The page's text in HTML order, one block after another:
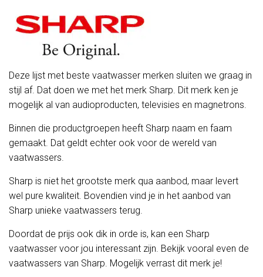
Deze lijst met beste vaatwasser merken sluiten we graag in
stijl af. Dat doen we met het merk Sharp. Dit merk ken je
mogelijk al van audioproducten, televisies en magnetrons.
Binnen die productgroepen heeft Sharp naam en faam
gemaakt. Dat geldt echter ook voor de wereld van
vaatwassers.
Sharp is niet het grootste merk qua aanbod, maar levert
wel pure kwaliteit. Bovendien vind je in het aanbod van
Sharp unieke vaatwassers terug.
Doordat de prijs ook dik in orde is, kan een Sharp
vaatwasser voor jou interessant zijn. Bekijk vooral even de
vaatwassers van Sharp. Mogelijk verrast dit merk je!